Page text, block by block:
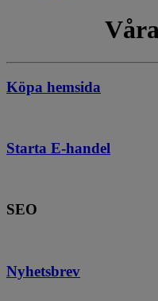
Köpa hemsida
Starta E-handel
SEO
Nyhetsbrev